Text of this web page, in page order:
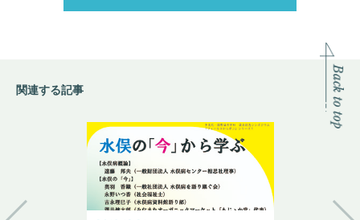
関連する記事